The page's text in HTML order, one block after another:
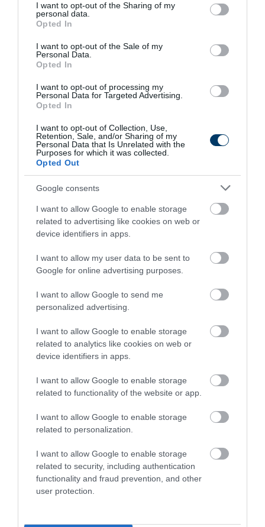
not limited to your visit or usage behaviour. You may click to
grant or deny consent to Google and its third-party tags to
use your data for below specified purposes in below Google
consent section.
I want to opt-out of the Sharing of my
personal data.
Opted In
I want to opt-out of the Sale of my
Personal Data.
Opted In
I want to opt-out of processing my
Personal Data for Targeted Advertising.
Opted In
I want to opt-out of Collection, Use,
Retention, Sale, and/or Sharing of my
Personal Data that Is Unrelated with the
Purposes for which it was collected.
Opted Out
Google consents
I want to allow Google to enable storage
related to advertising like cookies on web or
device identifiers in apps.
I want to allow my user data to be sent to
Google for online advertising purposes.
I want to allow Google to send me
personalized advertising.
I want to allow Google to enable storage
related to analytics like cookies on web or
device identifiers in apps.
I want to allow Google to enable storage
related to functionality of the website or app.
I want to allow Google to enable storage
related to personalization.
I want to allow Google to enable storage
related to security, including authentication
functionality and fraud prevention, and other
user protection.
Fungus Dries Up And Falls Off After The First
215 155 130
6 h 35 min
Stop Eating These 3 Foods That Are Known to
Cause Parasites
234 141 266
6 h 26 min